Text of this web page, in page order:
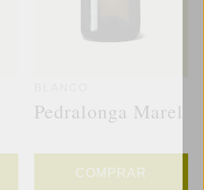
Pedralonga Marel
COMPRAR